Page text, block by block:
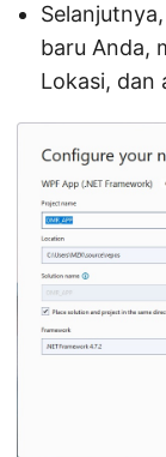
baru Anda,
Lokasi, dan